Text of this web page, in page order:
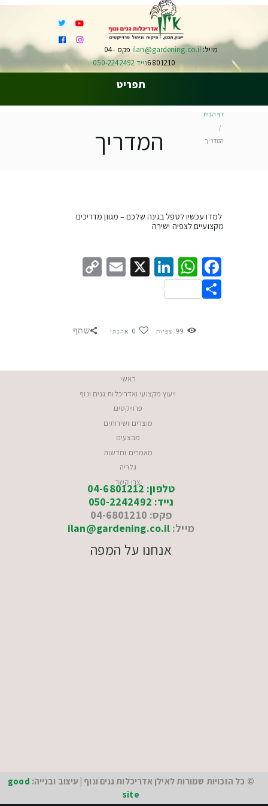
מייל:ilan@gardening.co.il
פקס 04-
6801210נייד 050-2242492
תפריט
המדריך
דף הבית
המדריך
למדו עכשיו לטפל בגינה שלכם – מגוון מדריכים
מקצועיים לצפיה ישירה
Facebook
WhatsApp
LinkedIn
X
Email
Share
99 צפיות 0 אהבתי שתף
ראשי
ייעוץ מקצועי ואדריכלות גנים ונוף
פרוייקטים
מוצרים ושירותים
מבצעים
מאמרים וחדשות
גלריה
צרו קשר
טלפון: 04-6801212
נייד: 050-2242492
פקס: 04-6801210
מייל: ilan@gardening.co.il
אנחנו על המפה
© כל הזכויות שמורות לאילן אדריכלות גנים ונוף | עיצוב ובנייה: good
site